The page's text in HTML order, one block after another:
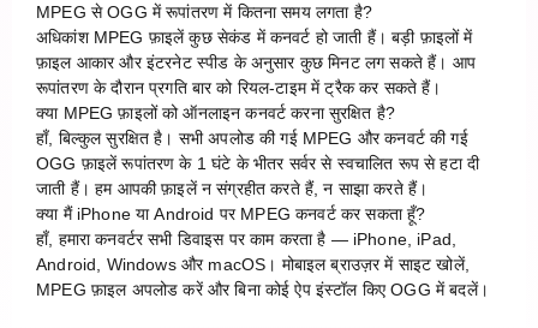
MPEG से OGG में रूपांतरण में कितना समय लगता है?
अधिकांश MPEG फ़ाइलें कुछ सेकंड में कनवर्ट हो जाती हैं। बड़ी फ़ाइलों में
फ़ाइल आकार और इंटरनेट स्पीड के अनुसार कुछ मिनट लग सकते हैं। आप
रूपांतरण के दौरान प्रगति बार को रियल-टाइम में ट्रैक कर सकते हैं।
क्या MPEG फ़ाइलों को ऑनलाइन कनवर्ट करना सुरक्षित है?
हाँ, बिल्कुल सुरक्षित है। सभी अपलोड की गई MPEG और कनवर्ट की गई
OGG फ़ाइलें रूपांतरण के 1 घंटे के भीतर सर्वर से स्वचालित रूप से हटा दी
जाती हैं। हम आपकी फ़ाइलें न संग्रहीत करते हैं, न साझा करते हैं।
क्या मैं iPhone या Android पर MPEG कनवर्ट कर सकता हूँ?
हाँ, हमारा कनवर्टर सभी डिवाइस पर काम करता है — iPhone, iPad,
Android, Windows और macOS। मोबाइल ब्राउज़र में साइट खोलें,
MPEG फ़ाइल अपलोड करें और बिना कोई ऐप इंस्टॉल किए OGG में बदलें।